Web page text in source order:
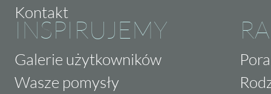
Kontakt
INSPIRUJEMY
Galerie użytkowników
Wasze pomysły